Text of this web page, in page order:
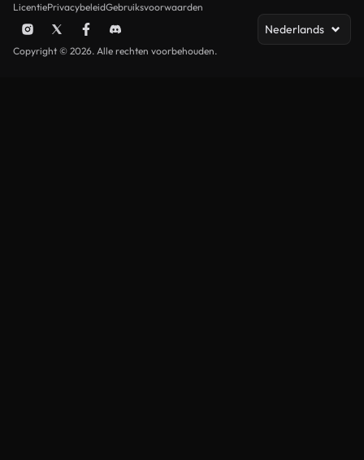
LicentiePrivacybeleidGebruiksvoorwaarden
Nederlands
Copyright © 2026. Alle rechten voorbehouden.